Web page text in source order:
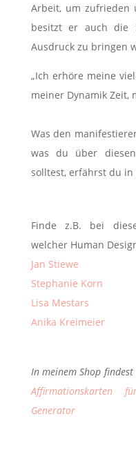
Arbeit, um zufrieden
besitzt er auch die
Ausdruck zu bringen
„Ich erhöre meine
meiner Dynamik Zeit,
Was den
was du über
solltest, erfährst du in
Finde z.B. bei
welcher Human
Jan Stiewe
Stephanie Korn
Lisa Mestars
Anika Kreimeier
In meinem Shop
Affirmationskarten
Generator